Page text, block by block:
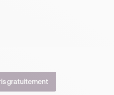
gratuitement